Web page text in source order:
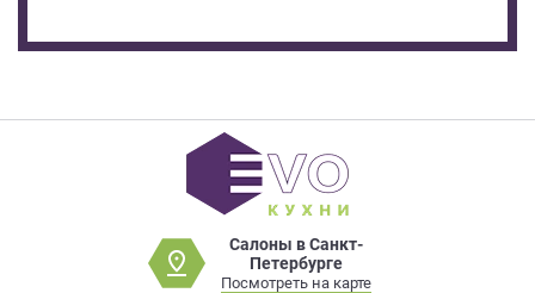
Салоны в Санкт-
Петербурге
Посмотреть на карте